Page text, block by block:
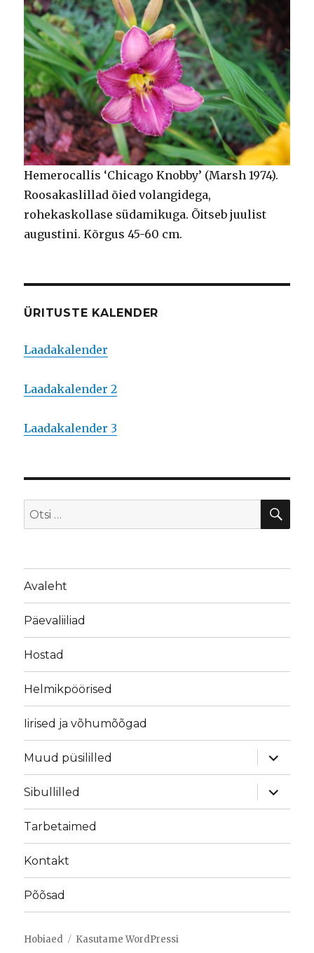
Hemerocallis ‘Chicago Knobby’ (Marsh 1974).
Roosakaslillad õied volangidega,
rohekaskollase südamikuga. Õitseb juulist
augustini. Kõrgus 45-60 cm.
ÜRITUSTE KALENDER
Laadakalender
Laadakalender 2
Laadakalender 3
Otsi:
Avaleht
Päevaliiliad
Hostad
Helmikpöörised
Iirised ja võhumõõgad
Muud püsililled
laienda
Sibullilled
laienda
Tarbetaimed
Kontakt
Põõsad
Hobiaed Kasutame WordPressi